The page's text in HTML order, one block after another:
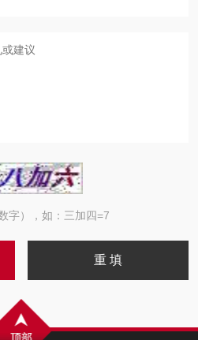
字），如：三加四=7